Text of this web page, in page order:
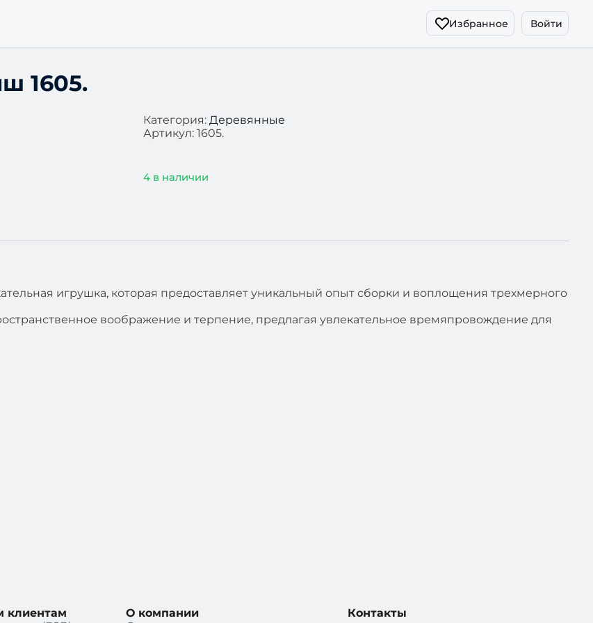
Избранное Войти
1605.
Категория:Деревянные
Артикул:1605.
4 в наличии
игрушка, которая предоставляет уникальный опыт сборки и воплощения трехмерного
воображение и терпение, предлагая увлекательное времяпровождение для
клиентам
О компании
Контакты